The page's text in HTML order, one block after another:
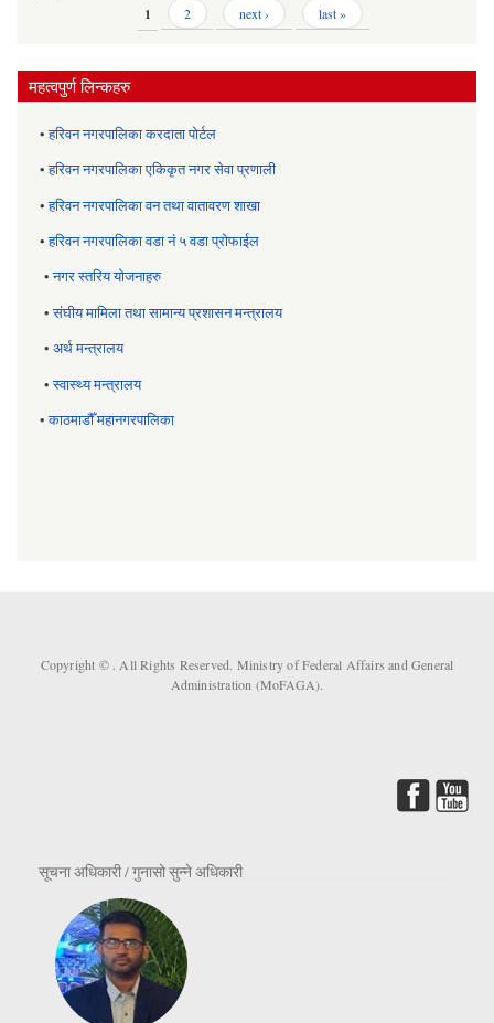
1 2 next › last »
महत्वपुर्ण लिन्कहरु
•हरिवन नगरपालिका करदाता पोर्टल
•हरिवन नगरपालिका एकिकृत नगर सेवा प्रणाली
•हरिवन नगरपालिका वन तथा वातावरण शाखा
•हरिवन नगरपालिका वडा नं ५ वडा प्रोफाईल
•नगर स्तरिय याेजनाहरु
•संघीय मामिला तथा सामान्य प्रशासन मन्त्रालय
• अर्थ मन्त्रालय
•स्वास्थ्य मन्त्रालय
•काठमाडौँ महानगरपालिका
Copyright © . All Rights Reserved. Ministry of Federal Affairs and General
Administration (MoFAGA).
सूचना अधिकारी / गुनासो सुन्ने अधिकारी